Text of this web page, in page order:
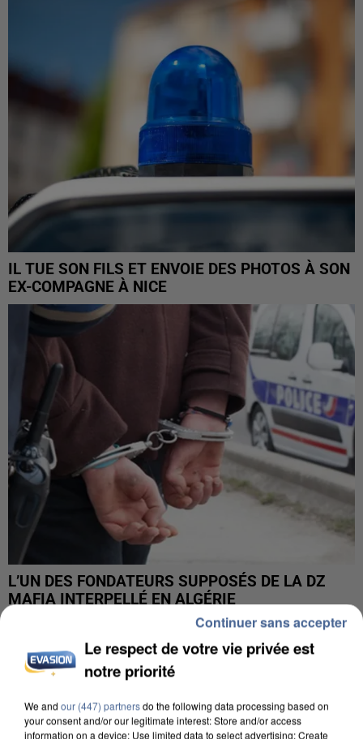
IL TUE SON FILS ET ENVOIE DES PHOTOS À SON
EX-COMPAGNE À NICE
L’UN DES FONDATEURS SUPPOSÉS DE LA DZ
MAFIA INTERPELLÉ EN ALGÉRIE
Le respect de votre vie privée est
notre priorité
We and our (447) partnersdo the following data processing based on
your consent and/or our legitimate interest: Store and/or access
information on a device; Use limited data to select advertising; Create
Continuer sans accepter